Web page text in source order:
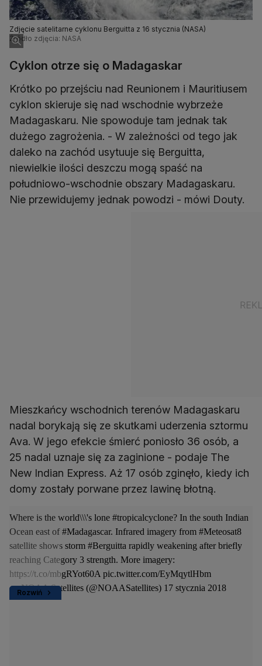
Zdjęcie satelitarne cyklonu Berguitta z 16 stycznia (NASA)
Źródło zdjęcia: NASA
Cyklon otrze się o Madagaskar
Krótko po przejściu nad Reunionem i Mauritiusem
cyklon skieruje się nad wschodnie wybrzeże
Madagaskaru. Nie spowoduje tam jednak tak
dużego zagrożenia. - W zależności od tego jak
daleko na zachód usytuuje się Berguitta,
niewielkie ilości deszczu mogą spaść na
południowo-wschodnie obszary Madagaskaru.
Nie przewidujemy jednak powodzi - mówi Douty.
Mieszkańcy wschodnich terenów Madagaskaru
nadal borykają się ze skutkami uderzenia sztormu
Ava. W jego efekcie śmierć poniosło 36 osób, a
25 nadal uznaje się za zaginione - podaje The
New Indian Express. Aż 17 osób zginęło, kiedy ich
domy zostały porwane przez lawinę błotną.
Rozwiń
Where is the world\\\'s lone #tropicalcyclone? In the south Indian
Ocean east of#Madagascar. Infrared imagery from #Meteosat8
satellite shows storm #Berguitta rapidly weakening after briefly
reaching Category 3 strength. More imagery:
https://t.co/mbgRYot60A pic.twitter.com/EyMqytlHbm
— NOAA Satellites (@NOAASatellites) 17 stycznia 2018